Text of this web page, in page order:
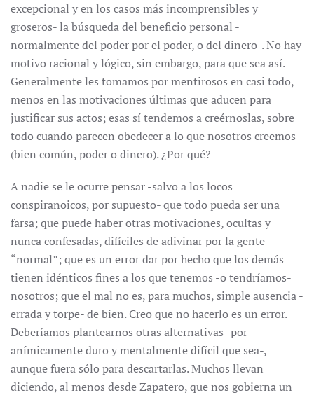
excepcional y en los casos más incomprensibles y
groseros- la búsqueda del beneficio personal -
normalmente del poder por el poder, o del dinero-. No hay
motivo racional y lógico, sin embargo, para que sea así.
Generalmente les tomamos por mentirosos en casi todo,
menos en las motivaciones últimas que aducen para
justificar sus actos; esas sí tendemos a creérnoslas, sobre
todo cuando parecen obedecer a lo que nosotros creemos
(bien común, poder o dinero). ¿Por qué?
A nadie se le ocurre pensar -salvo a los locos
conspiranoicos, por supuesto- que todo pueda ser una
farsa; que puede haber otras motivaciones, ocultas y
nunca confesadas, difíciles de adivinar por la gente
“normal”; que es un error dar por hecho que los demás
tienen idénticos fines a los que tenemos -o tendríamos-
nosotros; que el mal no es, para muchos, simple ausencia -
errada y torpe- de bien. Creo que no hacerlo es un error.
Deberíamos plantearnos otras alternativas -por
anímicamente duro y mentalmente difícil que sea-,
aunque fuera sólo para descartarlas. Muchos llevan
diciendo, al menos desde Zapatero, que nos gobierna un